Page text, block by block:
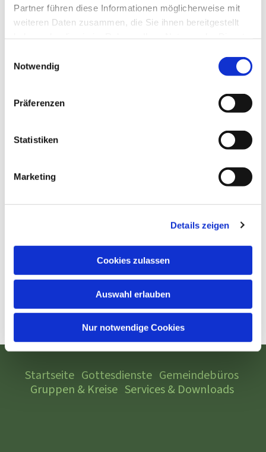
Partner führen diese Informationen möglicherweise mit
weiteren Daten zusammen, die Sie ihnen bereitgestellt
Notwendig
Präferenzen
Statistiken
Marketing
Details zeigen
Cookies zulassen
Auswahl erlauben
Nur notwendige Cookies
- 21:00 Uhr
Rothenuffeln - Gemeindehaus,
Bäckerstraße 40, 32479 Hille
Startseite Gottesdienste Gemeindebüros
Gruppen & Kreise Services & Downloads